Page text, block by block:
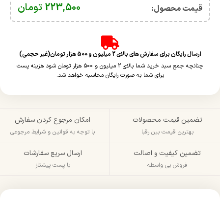
قیمت محصول:​ 223,500 تومان
ارسال رایگان برای سفارش های بالای 2 میلیون و 500 هزار تومان(غیر حجمی)
چنانچه جمع سبد خرید شما بالای 2 میلیون و 500 هزار تومان شود هزینه پست
برای شما به صورت رایگان محاسبه خواهد شد.
تضمین قیمت محصولات
بهترین قیمت بین رقبا
امکان مرجوع کردن سفارش
با توجه به قوانین و شرایط مرجوعی
تضمین کیفیت و اصالت
فروش بی واسطه
ارسال سریع سفارشات
با پست پیشتاز